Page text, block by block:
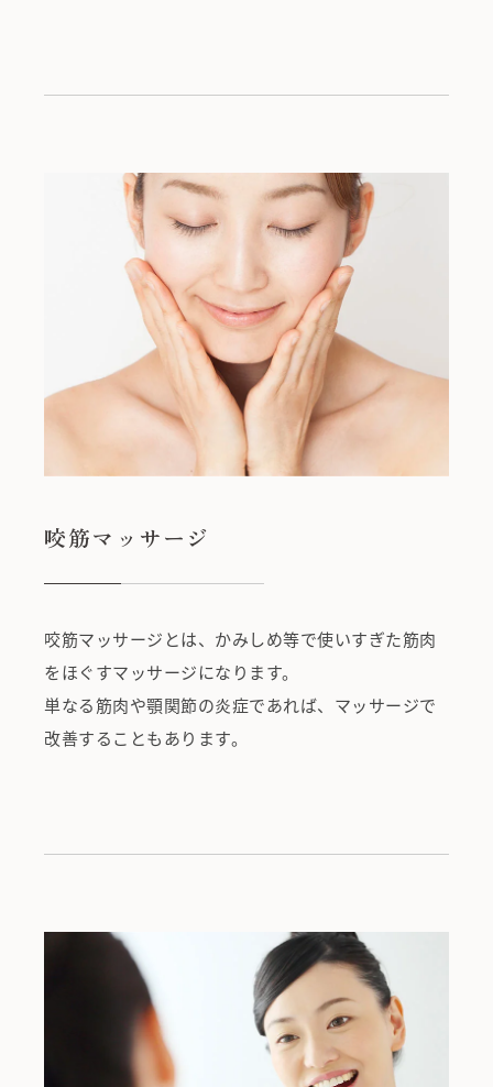
咬筋マッサージ
咬筋マッサージとは、かみしめ等で使いすぎた筋肉
をほぐすマッサージになります。
単なる筋肉や顎関節の炎症であれば、マッサージで
改善することもあります。